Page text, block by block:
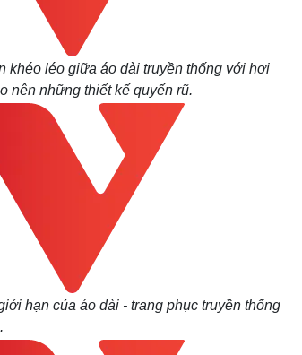
khéo léo giữa áo dài truyền thống với hơi
nên những thiết kế quyến rũ.
hạn của áo dài - trang phục truyền thống